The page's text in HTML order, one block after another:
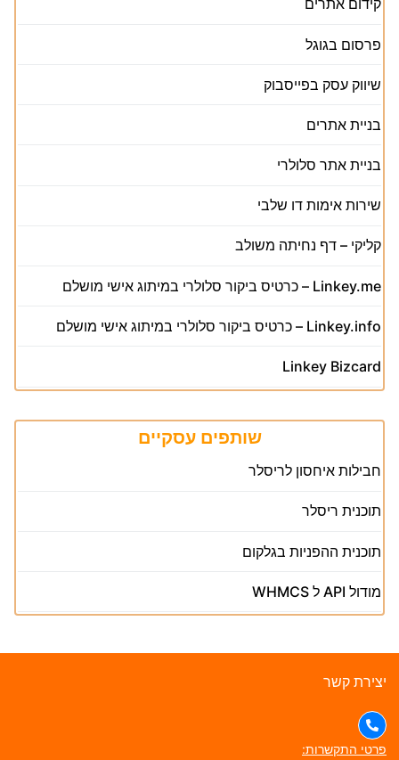
קידום אתרים
פרסום בגוגל
שיווק עסק בפייסבוק
בניית אתרים
בניית אתר סלולרי
שירות אימות דו שלבי
קליקי – דף נחיתה משולב
Linkey.me – כרטיס ביקור סלולרי במיתוג אישי מושלם
Linkey.info – כרטיס ביקור סלולרי במיתוג אישי מושלם
Linkey Bizcard
שותפים עסקיים
חבילות איחסון לריסלר
תוכנית ריסלר
תוכנית ההפניות בגלקום
מודול API ל WHMCS
קשר
התקשרות: